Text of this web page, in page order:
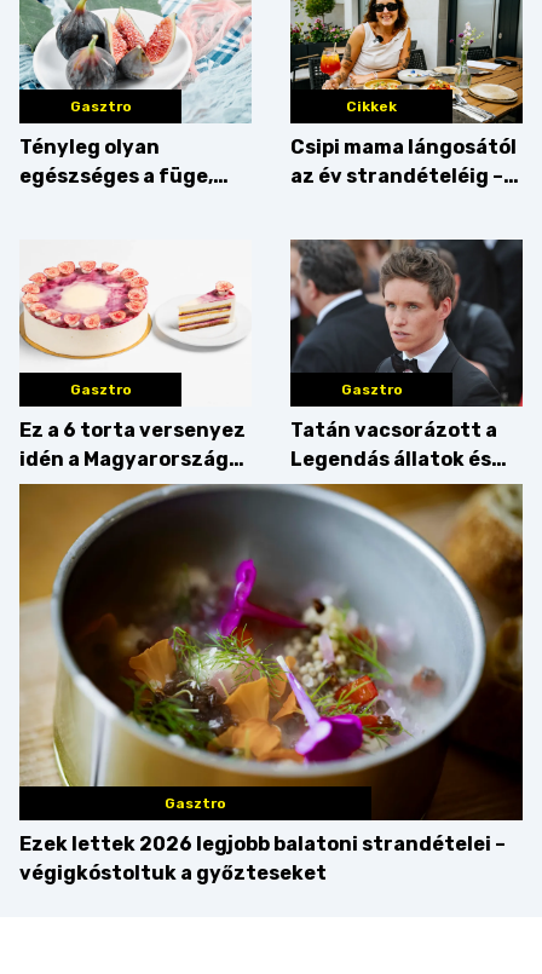
Gasztro
Tényleg olyan
egészséges a füge,
Cikkek
Csipi mama lángosától
az év strandételéig –
Balaton déli partját
Gasztro
Ez a 6 torta versenyez
idén a Magyarország
tortája címért
Gasztro
Tatán vacsorázott a
Legendás állatok és
megfigyelésük sztárja!
Gasztro
Ezek lettek 2026 legjobb balatoni strandételei –
végigkóstoltuk a győzteseket